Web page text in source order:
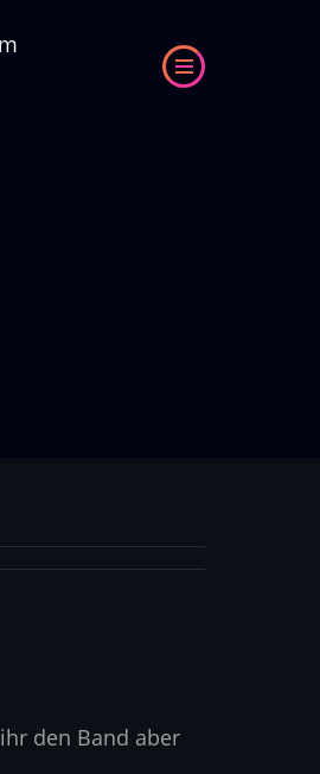
den Band aber